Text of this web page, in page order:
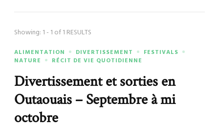
Showing: 1 - 1 of 1 RESULTS
ALIMENTATION DIVERTISSEMENT
FESTIVALS
NATURE
RÉCIT DE VIE QUOTIDIENNE
Divertissement et sorties en
Outaouais – Septembre à mi
octobre